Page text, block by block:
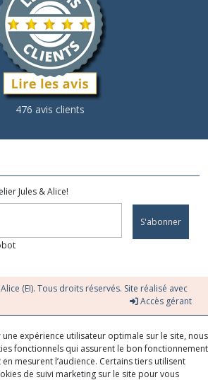
476 avis clients
Jules & Alice!
S'abonner
(EI). Tous droits réservés. Site réalisé avec
Accès gérant
expérience utilisateur optimale sur le site, nous
fonctionnels qui assurent le bon fonctionnement
mesurent l’audience. Certains tiers utilisent
de suivi marketing sur le site pour vous